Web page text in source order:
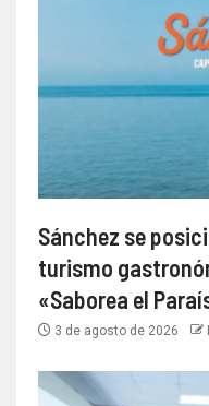
Sánchez se
turismo
«Saborea el
3 de agosto de 2026